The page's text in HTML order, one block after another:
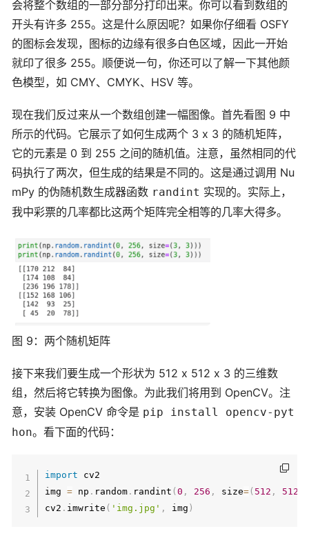
会将整个数组的一部分部分打印出来。你可以看到数组的
开头有许多 255。这是什么原因呢？如果你仔细看 OSFY
的图标会发现，图标的边缘有很多白色区域，因此一开始
就印了很多 255。顺便说一句，你还可以了解一下其他颜
色模型，如 CMY、CMYK、HSV 等。
现在我们反过来从一个数组创建一幅图像。首先看图 9 中
所示的代码。它展示了如何生成两个 3 x 3 的随机矩阵，
它的元素是 0 到 255 之间的随机值。注意，虽然相同的代
码执行了两次，但生成的结果是不同的。这是通过调用 Nu
mPy 的伪随机数生成器函数 randint 实现的。实际上，
我中彩票的几率都比这两个矩阵完全相等的几率大得多。
图 9：两个随机矩阵
接下来我们要生成一个形状为 512 x 512 x 3 的三维数
组，然后将它转换为图像。为此我们将用到 OpenCV。注
意，安装 OpenCV 命令是 pip install opencv-pyt
hon。看下面的代码：
import cv2
img = np . random . randint (0 , 256 , size=( 512 , 512
cv2 . imwrite ( 'img.jpg' , img )